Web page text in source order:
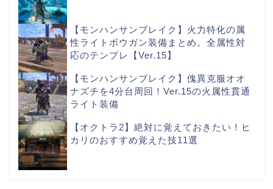
【モンハンサンブレイク】火力特化の属
性ライトボウガン装備まとめ。全属性対
応のテンプレ【Ver.15】
【モンハンサンブレイク】傀異克服オオ
ナズチを4分台周回！Ver.15の火属性貫通
ライト装備
【オクトラ2】絶対に覚えておきたい！ヒ
カリのおすすめ覚えた技11選